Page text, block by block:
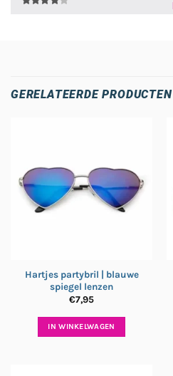
GERELATEERDE PRODUCTEN
Hartjes partybril | blauwe
spiegel lenzen
€7,95
IN WINKELWAGEN